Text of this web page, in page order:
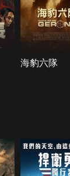
海豹六隊